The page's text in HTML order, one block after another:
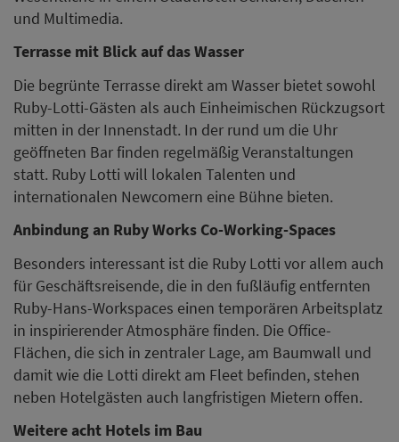
und Multimedia.
Terrasse mit Blick auf das Wasser
Die begrünte Terrasse direkt am Wasser bietet sowohl
Ruby-Lotti-Gästen als auch Einheimischen Rückzugsort
mitten in der Innenstadt. In der rund um die Uhr
geöffneten Bar finden regelmäßig Veranstaltungen
statt. Ruby Lotti will lokalen Talenten und
internationalen Newcomern eine Bühne bieten.
Anbindung an Ruby Works Co-Working-Spaces
Besonders interessant ist die Ruby Lotti vor allem auch
für Geschäftsreisende, die in den fußläufig entfernten
Ruby-Hans-Workspaces einen temporären Arbeitsplatz
in inspirierender Atmosphäre finden. Die Office-
Flächen, die sich in zentraler Lage, am Baumwall und
damit wie die Lotti direkt am Fleet befinden, stehen
neben Hotelgästen auch langfristigen Mietern offen.
Weitere acht Hotels im Bau